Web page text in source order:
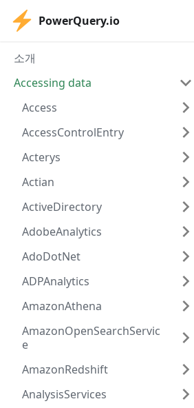
PowerQuery.io
소개
Accessing data
Access
AccessControlEntry
Acterys
Actian
ActiveDirectory
AdobeAnalytics
AdoDotNet
ADPAnalytics
AmazonAthena
AmazonOpenSearchServic
e
AmazonRedshift
AnalysisServices